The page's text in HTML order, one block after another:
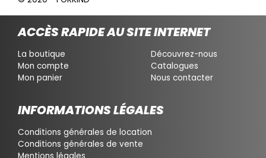
ACCÈS RAPIDE AU SITE INTERNET
La boutique
Mon compte
Mon panier
Découvrez-nous
Catalogues
Nous contacter
INFORMATIONS LÉGALES
Conditions générales de location
Conditions générales de vente